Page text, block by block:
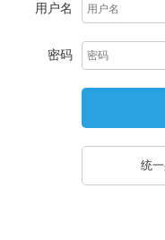
用户名
密码
统